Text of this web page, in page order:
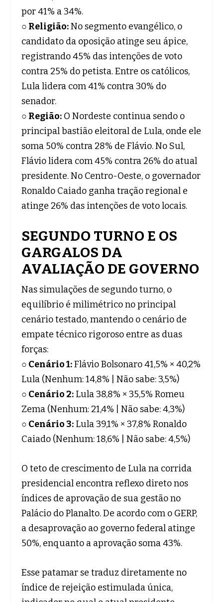
por 41% a 34%.
○ Religião:No segmento evangélico, o
candidato da oposição atinge seu ápice,
registrando 45% das intenções de voto
contra 25% do petista. Entre os católicos,
Lula lidera com 41% contra 30% do
senador.
○ Região:O Nordeste continua sendo o
principal bastião eleitoral de Lula, onde ele
soma 50% contra 28% de Flávio. No Sul,
Flávio lidera com 45% contra 26% do atual
presidente. No Centro-Oeste, o governador
Ronaldo Caiado ganha tração regional e
atinge 26% das intenções de voto locais.
SEGUNDO TURNO E OS
GARGALOS DA
AVALIAÇÃO DE GOVERNO
Nas simulações de segundo turno, o
equilíbrio é milimétrico no principal
cenário testado, mantendo o cenário de
empate técnico rigoroso entre as duas
forças:
○ Cenário 1:Flávio Bolsonaro 41,5% × 40,2%
Lula (Nenhum: 14,8% | Não sabe: 3,5%)
○ Cenário 2:Lula 38,8% × 35,5% Romeu
Zema (Nenhum: 21,4% | Não sabe: 4,3%)
○ Cenário 3:Lula 39,1% × 37,8% Ronaldo
Caiado (Nenhum: 18,6% | Não sabe: 4,5%)
O teto de crescimento de Lula na corrida
presidencial encontra reflexo direto nos
índices de aprovação de sua gestão no
Palácio do Planalto. De acordo com o GERP,
a desaprovação ao governo federal atinge
50%, enquanto a aprovação soma 43%.
Esse patamar se traduz diretamente no
índice de rejeição estimulada única,